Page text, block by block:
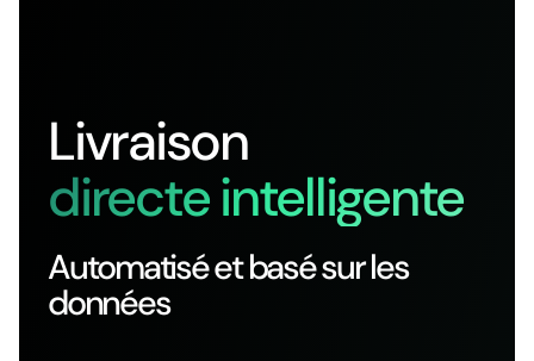
Livraison
directe intelligente
Automatisé et basé sur les
données